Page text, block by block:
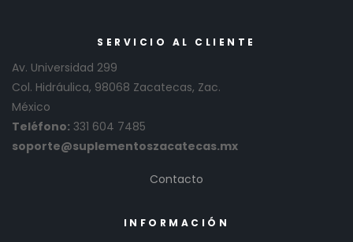
SERVICIO AL CLIENTE
Av. Universidad 299
Col. Hidráulica, 98068 Zacatecas, Zac.
México
Teléfono: 331 604 7485
soporte@suplementoszacatecas.mx
Contacto
INFORMACIÓN